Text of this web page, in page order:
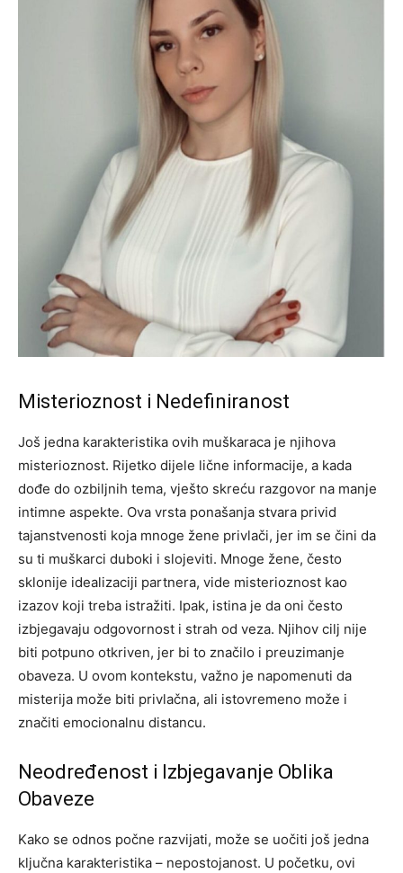
Misterioznost i Nedefiniranost
Još jedna karakteristika ovih muškaraca je njihova
misterioznost. Rijetko dijele lične informacije, a kada
dođe do ozbiljnih tema, vješto skreću razgovor na manje
intimne aspekte. Ova vrsta ponašanja stvara privid
tajanstvenosti koja mnoge žene privlači, jer im se čini da
su ti muškarci duboki i slojeviti. Mnoge žene, često
sklonije idealizaciji partnera, vide misterioznost kao
izazov koji treba istražiti. Ipak, istina je da oni često
izbjegavaju odgovornost i strah od veza. Njihov cilj nije
biti potpuno otkriven, jer bi to značilo i preuzimanje
obaveza. U ovom kontekstu, važno je napomenuti da
misterija može biti privlačna, ali istovremeno može i
značiti emocionalnu distancu.
Neodređenost i Izbjegavanje Oblika
Obaveze
Kako se odnos počne razvijati, može se uočiti još jedna
ključna karakteristika – nepostojanost. U početku, ovi